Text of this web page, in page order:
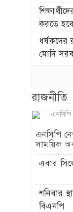
করতে হবে
ধর্ষকদের
মোদি
রাজনীতি
এনসিপি
সাময়িক
এবার
শনিবার
বিএনপি